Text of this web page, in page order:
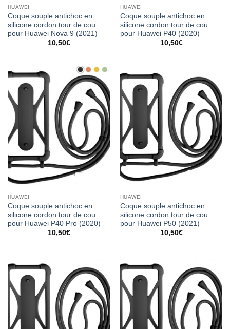
HUAWEI
Coque souple antichoc en
silicone cordon tour de cou
pour Huawei Nova 9 (2021)
10,50€
HUAWEI
Coque souple antichoc en
silicone cordon tour de cou
pour Huawei P40 (2020)
10,50€
HUAWEI
Coque souple antichoc en
silicone cordon tour de cou
pour Huawei P40 Pro (2020)
10,50€
HUAWEI
Coque souple antichoc en
silicone cordon tour de cou
pour Huawei P50 (2021)
10,50€